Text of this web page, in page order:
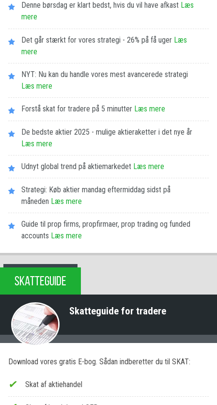
Denne børsdag er klart bedst, hvis du vil have afkast Læs
mere
Det går stærkt for vores strategi - 26% på få uger Læs
mere
NYT: Nu kan du handle vores mest avancerede strategi
Læs mere
Forstå skat for tradere på 5 minutter Læs mere
De bedste aktier 2025 - mulige aktieraketter i det nye år
Læs mere
Udnyt global trend på aktiemarkedet Læs mere
Strategi: Køb aktier mandag eftermiddag sidst på
måneden Læs mere
Guide til prop firms, propfirmaer, prop trading og funded
accounts Læs mere
SKATTEGUIDE
Skatteguide for tradere
Download vores gratis E-bog. Sådan indberetter du til SKAT:
Skat af aktiehandel